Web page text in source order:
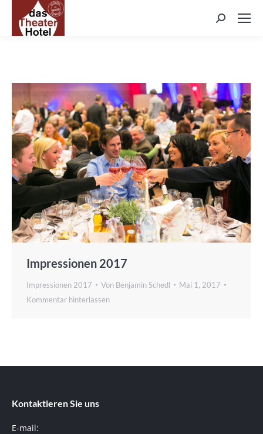
Search:
Impressionen 2017
Impressionen 2017 Von Benjamin Schedl
Mai 1, 2017
Kommentar hinterlassen
Kontaktieren Sie uns
E-mail: